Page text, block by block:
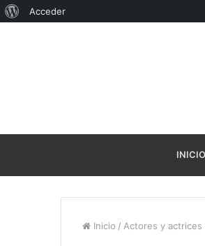
INICIO
Inicio / Actores y
Acerca
Acceder